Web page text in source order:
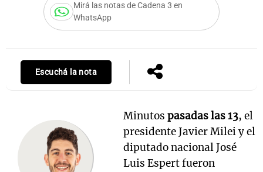
Mirá las notas de Cadena 3 en
WhatsApp
Escuchá la nota
Minutos pasadas las 13, el
presidente Javier Milei y el
diputado nacional José
Luis Espert fueron